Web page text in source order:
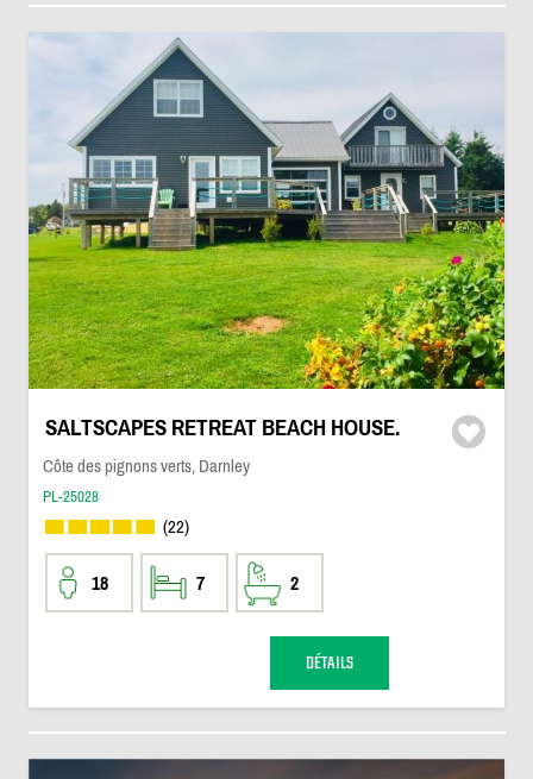
SALTSCAPES RETREAT BEACH HOUSE.
Côte des pignons verts, Darnley
PL-25028
(22)
18 7 2
DÉTAILS